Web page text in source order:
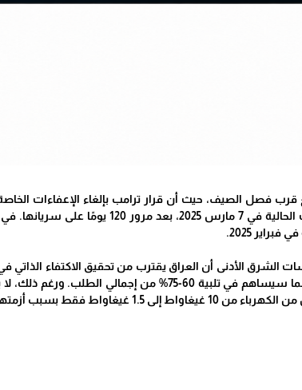
فصل الصيف، حيث أن قرار ترامب بإلغاء الإعفاءات الخاصة
ومن المتوقع أن تنتهي صلاحية الإعفاءات
2025.
الأدنى أن العراق يقترب من تحقيق الاكتفاء الذاتي
28 غيغاواط من الطاقة في صيف 2025، مما سيساهم في
بسبب أزمتها الاقتصادية الداخلية.